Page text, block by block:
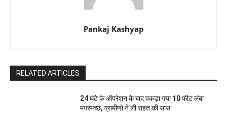
Pankaj Kashyap
RELATED ARTICLES
24 घंटे के ऑपरेशन के बाद पकड़ा गया 10 फीट लंबा
मगरमच्छ, ग्रामीणों ने ली राहत की सांस